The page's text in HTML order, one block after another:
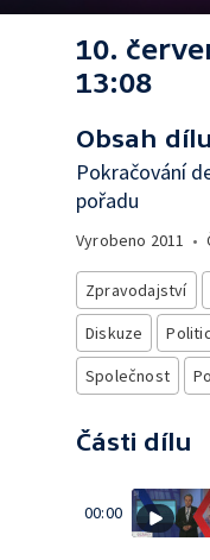
10.
13:08
Obsah dílu
Pokračování
pořadu
Vyrobeno 2011 •
Zpravodajství
Diskuze
Společnost
Části dílu
00:00